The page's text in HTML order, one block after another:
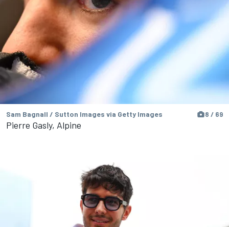
Sam Bagnall / Sutton Images via Getty Images 8 / 69
Pierre Gasly, Alpine